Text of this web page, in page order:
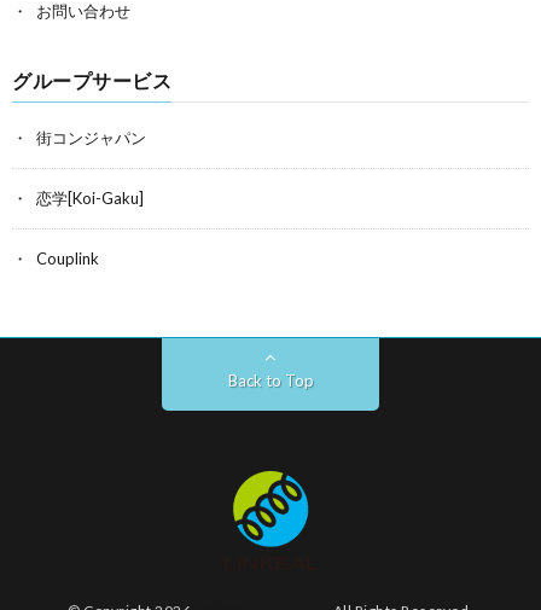
お問い合わせ
グループサービス
街コンジャパン
恋学[Koi-Gaku]
Couplink
Back to Top